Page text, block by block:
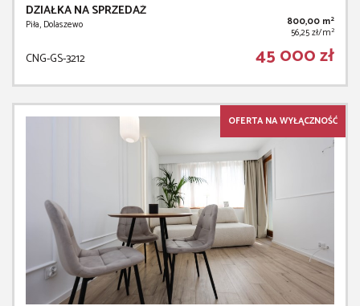
DZIAŁKA NA SPRZEDAŻ
Piła, Dolaszewo 800,00 m2
56,25 zł/m2
CNG-GS-3212 45 000 zł
OFERTA NA WYŁĄCZNOŚĆ